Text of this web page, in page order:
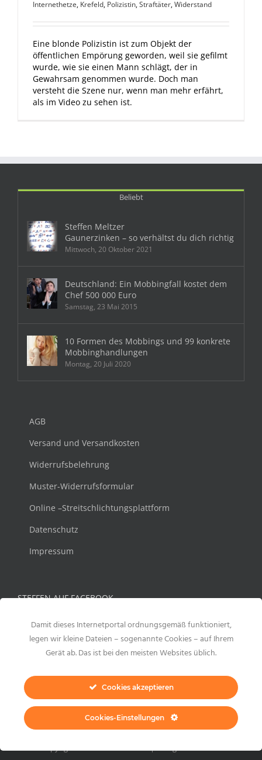
Internethetze, Krefeld, Polizistin,Straftäter,Widerstand
Eine blonde Polizistin ist zum Objekt der
öffentlichen Empörung geworden, weil sie gefilmt
wurde, wie sie einen Mann schlägt, der in
Gewahrsam genommen wurde. Doch man
versteht die Szene nur, wenn man mehr erfährt,
als im Video zu sehen ist.
Beliebt
Steffen Meltzer
Gaunerzinken – so verhältst du dich richtig
Mittwoch, 20 Oktober 2021
Deutschland: Ein Mobbingfall kostet dem
Chef 500 000 Euro
Samstag, 23 Mai 2015
10 Formen des Mobbings und 99 konkrete
Mobbinghandlungen
Montag, 20 Juli 2020
AGB
Versand und Versandkosten
Widerrufsbelehrung
Muster-Widerrufsformular
Online –Streitschlichtungsplattform
Datenschutz
Impressum
STEFFEN AUF FACEBOOK
Damit dieses Internetportal ordnungsgemäß funktioniert,
legen wir kleine Dateien – sogenannte Cookies – auf Ihrem
Gerät ab. Das ist bei den meisten Websites üblich.
Cookies akzeptieren
Cookies-Einstellungen